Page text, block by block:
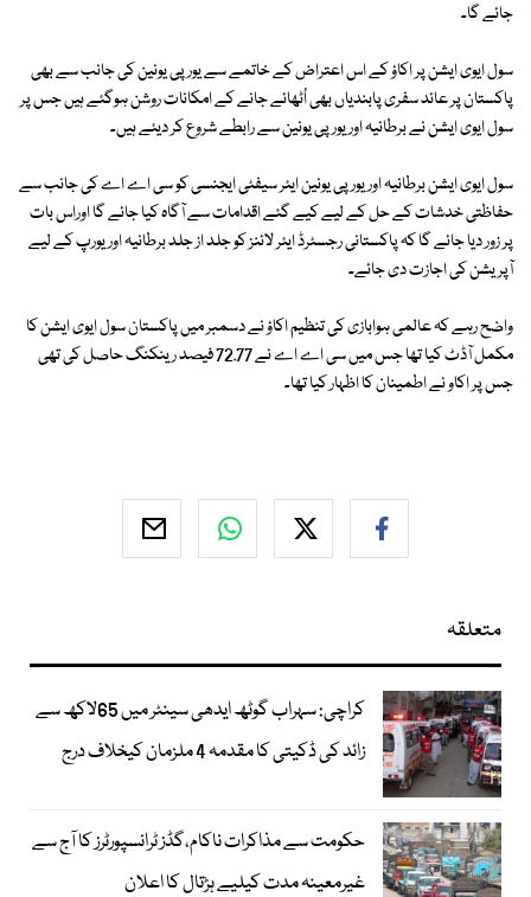
جائے گا۔
سول ایوی ایشن پر اکاؤ کے اس اعتراض کے خاتمے سے یورپی یونین کی جانب سے بھی
پاکستان پر عائد سفری پابندیاں بھی اُٹھائے جانے کے امکانات روشن ہوگئے ہیں جس پر
سول ایوی ایشن نے برطانیہ اور یورپی یونین سے رابطے شروع کر دیئے ہیں۔
سول ایوی ایشن برطانیہ اور یورپی یونین ایئر سیفٹی ایجنسی کو سی اے اے کی جانب سے
حفاظتی خدشات کے حل کے لیے کیے گئے اقدامات سے آگاہ کیا جائے گا اوراس بات
پر زور دیا جائے گا کہ پاکستانی رجسٹرڈ ایئر لائنز کو جلد از جلد برطانیہ اور یورپ کے لیے
آپریشن کی اجازت دی جائے۔
واضح رہے کہ عالمی ہوابازی کی تنظیم اکاؤ نے دسمبر میں پاکستان سول ایوی ایشن کا
مکمل آڈٹ کیا تھا جس میں سی اے اے نے 72.77 فیصد رینکنگ حاصل کی تھی
جس پر اکاو نے اطمینان کا اظہار کیا تھا۔
متعلقہ
کراچی: سہراب گوٹھ ایدھی سینٹر میں 65لاکھ سے
زائد کی ڈکیتی کا مقدمہ 4 ملزمان کیخلاف درج
حکومت سے مذاکرات ناکام،گڈز ٹرانسپورٹرز کا آج سے
غیرمعینہ مدت کیلیے ہڑتال کا اعلان